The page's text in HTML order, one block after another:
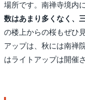
場所です。南禅寺境内
数はあまり多くなく、
の楼上からの桜もぜひ
アップは、秋には南禅
はライトアップは開催